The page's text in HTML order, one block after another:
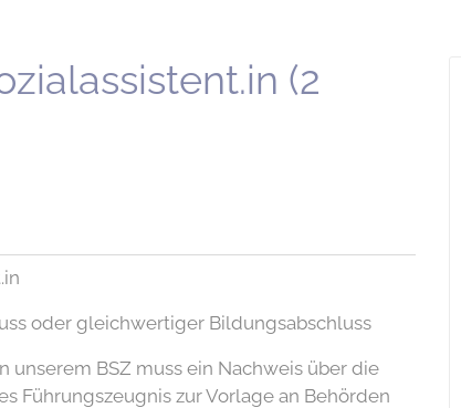
(2
oder gleichwertiger Bildungsabschluss
unserem BSZ muss ein Nachweis über die
Führungszeugnis zur Vorlage an Behörden